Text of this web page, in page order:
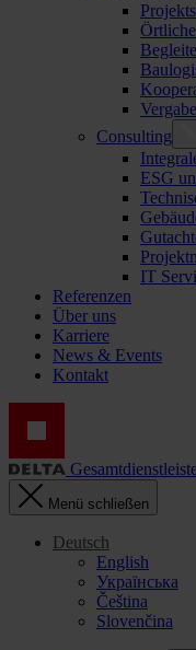
Consulting
ESG
IT
Referenzen
Über uns
Karriere
News & Events
Kontakt
Menü schließen
Deutsch
English
Українська
Čeština
Slovenčina